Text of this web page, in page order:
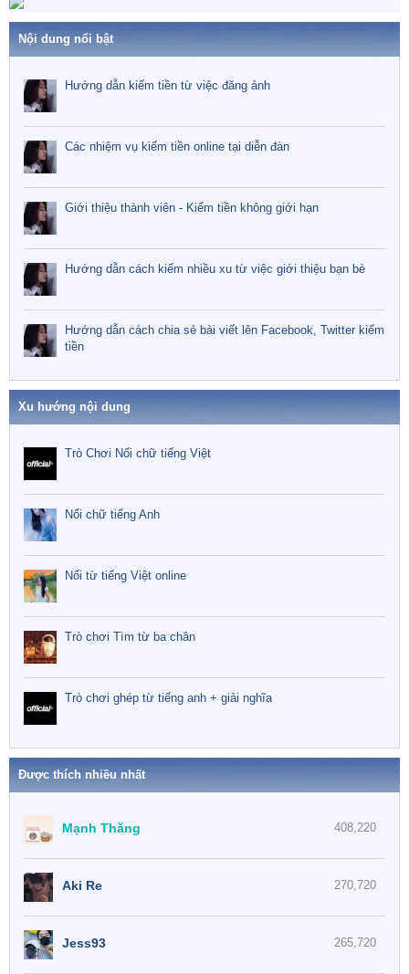
Nội dung nổi bật
Hướng dẫn kiếm tiền từ việc đăng ảnh
Các nhiệm vụ kiếm tiền online tại diễn đàn
Giới thiệu thành viên - Kiếm tiền không giới hạn
Hướng dẫn cách kiếm nhiều xu từ việc giới thiệu bạn bè
Hướng dẫn cách chia sẻ bài viết lên Facebook, Twitter kiếm
tiền
Xu hướng nội dung
Trò Chơi Nối chữ tiếng Việt
Nối chữ tiếng Anh
Nối từ tiếng Việt online
Trò chơi Tìm từ ba chân
Trò chơi ghép từ tiếng anh + giải nghĩa
Được thích nhiều nhất
408,220
Mạnh Thăng
270,720
Aki Re
265,720
Jess93